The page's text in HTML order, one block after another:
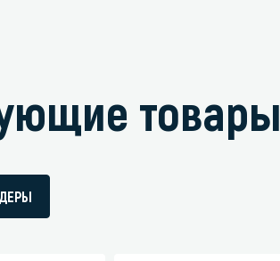
товары